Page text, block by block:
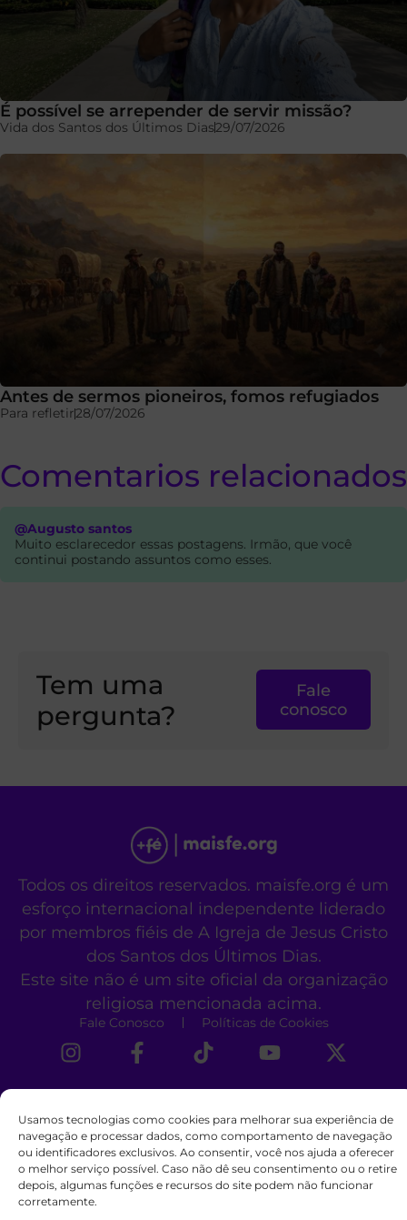
Usamos tecnologias como cookies para melhorar sua experiência de
navegação e processar dados, como comportamento de navegação
ou identificadores exclusivos. Ao consentir, você nos ajuda a oferecer
o melhor serviço possível. Caso não dê seu consentimento ou o retire
depois, algumas funções e recursos do site podem não funcionar
corretamente.
É possível se arrepender de servir missão?
Vida dos Santos dos Últimos Dias29/07/2026
Antes de sermos pioneiros, fomos refugiados
Para refletir28/07/2026
Comentarios relacionados
@Augusto santos
Muito esclarecedor essas postagens. Irmão, que você
continui postando assuntos como esses.
Tem uma
pergunta?
Fale
conosco
Todos os direitos reservados. maisfe.org é um
esforço internacional independente liderado
por membros fiéis de A Igreja de Jesus Cristo
dos Santos dos Últimos Dias.
Este site não é um site oficial da organização
religiosa mencionada acima.
Fale Conosco Políticas de Cookies